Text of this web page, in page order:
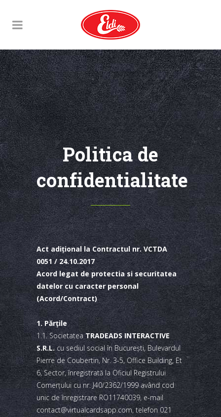
Politica de
confidentialitate
Act adiţional la Contractul nr. VCTDA
0051 / 24.10.2017
Acord legat de protectia si securitatea
datelor cu caracter personal
(Acord/Contract)
1. Părţile
1.1. SocietateaTRADEADS INTERACTIVE
S.R.L.cu sediul social în Bucureşti, Bulevardul
Pierre de Coubertin, Nr. 3-5, Office Building, Et
6, Sector, înregistrată la Oficiul Registrului
Comerţului cu nr. J40/2362/1999 având cod
unic de înregistrare RO11740039, e-mail
contact@virtualcardsapp.com, telefon 021